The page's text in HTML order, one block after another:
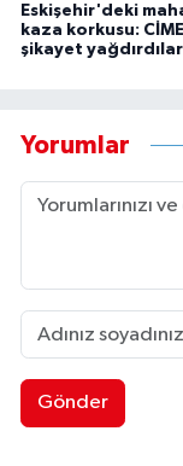
Eskişehir'deki
kaza korkusu:
şikayet yağdırdılar
Yorumlar
Gönder